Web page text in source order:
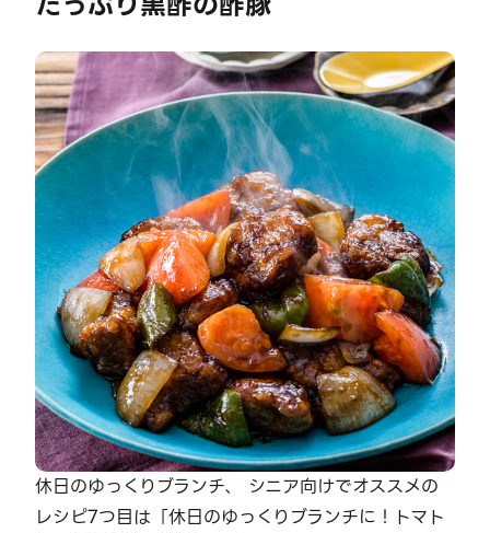
休日のゆっくりブランチ、 シニア向けでオススメの
レシピ7つ目は「休日のゆっくりブランチに！トマト